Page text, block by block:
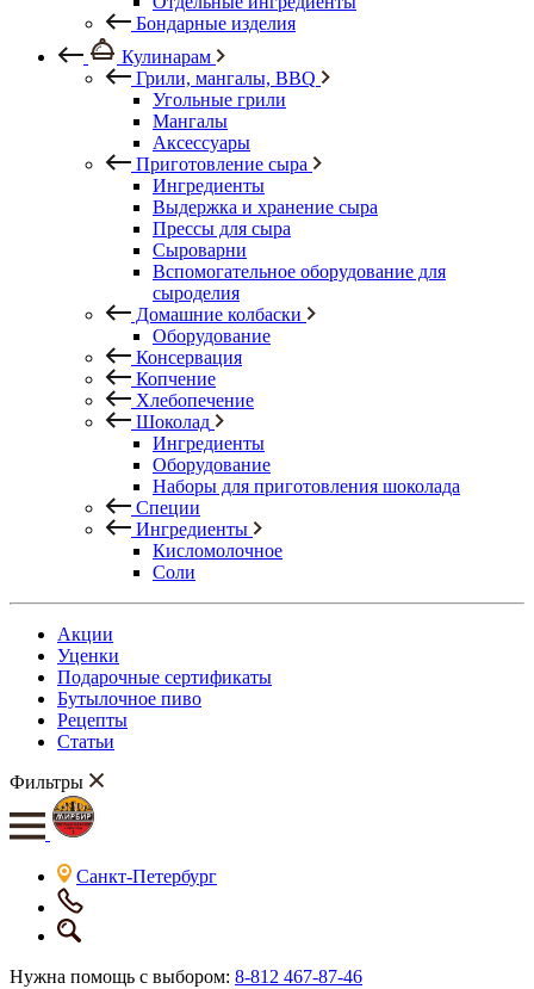
Бондарные изделия
Кулинарам
Грили, мангалы, BBQ
Угольные грили
Мангалы
Аксессуары
Приготовление сыра
Ингредиенты
Выдержка и хранение сыра
Прессы для сыра
Сыроварни
Вспомогательное оборудование для
сыроделия
Домашние колбаски
Оборудование
Консервация
Копчение
Хлебопечение
Шоколад
Ингредиенты
Оборудование
Наборы для приготовления шоколада
Специи
Ингредиенты
Кисломолочное
Соли
Акции
Уценки
Подарочные сертификаты
Бутылочное пиво
Рецепты
Статьи
Фильтры
Санкт-Петербург
Нужна помощь с выбором: 8-812 467-87-46